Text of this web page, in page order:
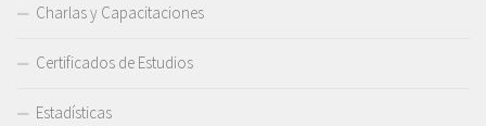
Charlas y Capacitaciones
Certificados de Estudios
Estadísticas